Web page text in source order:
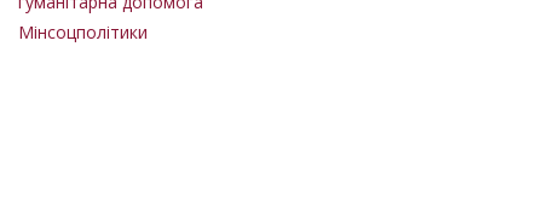
Мінсоцполітики